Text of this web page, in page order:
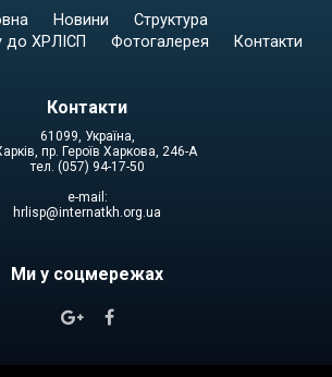
Новини
Структура
до ХРЛІСП
Фотогалерея Контакти
Контакти
61099, Україна,
пр. Героїв Харкова, 246-А
тел. (057) 94-17-50
e-mail:
hrlisp@internatkh.org.ua
Ми у соцмережах
 